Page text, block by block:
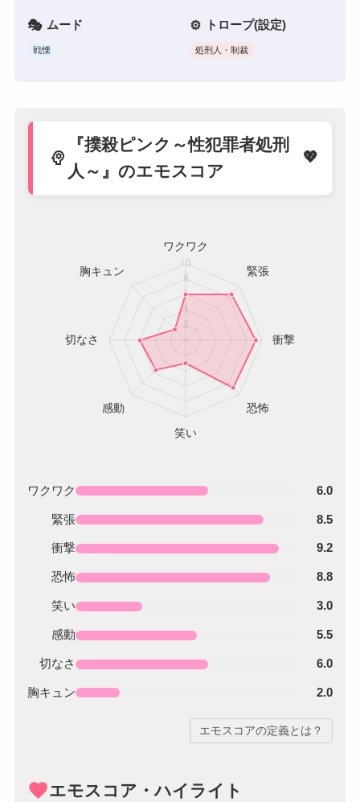
ムード
戦慄
トロープ(設定)
処刑人・制裁
psychology
『撲殺ピンク～性犯罪者処刑
人～』のエモスコア
ワクワク 6.0
緊張 8.5
衝撃 9.2
恐怖 8.8
笑い 3.0
感動 5.5
切なさ 6.0
胸キュン 2.0
エモスコアの定義とは？
favoriteエモスコア・ハイライト